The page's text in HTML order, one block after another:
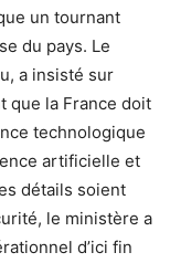
un tournant
du pays. Le
a insisté sur
que la France doit
technologique
artificielle et
détails soient
le ministère a
d’ici fin